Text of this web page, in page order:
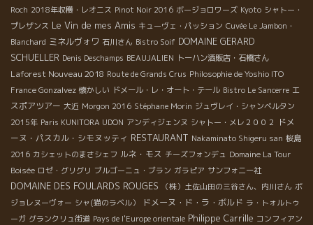
Roch 2018年収穫・レオニス Pinot Noir 2016 ボージョロワーズ Kyoto シャトー・
プレザンス Le Vin de mes Amis キューヴェ・パッション Cuvée Le Jambon・
Blanchard ミネルヴォワ 石川さん Bistro Soif DOMAINE GERARD
SCHUELLER Denis Deschamps BEAUJALIEN トーハン酒販店・石橋さん
Laforest Nouveau 2018 Route de Grands Crus Philosophie de Yoshio ITO
France Gonzalvez 懐かしい ドメール・レ・オート・テール Bistro Le Sancerre エ
スポアツアー 大近 Morgon 2016 Stéphane Morin ジュヴレイ・シャンベルタン
2015年 Paris KUNITORA UDON アンディジェンヌ シャトー・メレ２００２
ドメ
ーヌ・パスカル・シモヌッティ RESTAURANT Nakaminato Shigeru san 桜島
2016 カシェットのまさシェフ ルネ・モス チーズフォンデュ Domaine La Tour
Boisée ロゼ・グリグリ ブルゴーニュ・ブラン ガラピア サンフォニー社
DOMAINE DES FOULARDS ROUGES （株）土佐山田の三谷さん、内川さん ボ
ジョレヌーヴォー シャ(猫のラベル） ドメーヌ・ド・ラ・ボルド ラ・トォルトゥ
ーガ グランクリュ街道 Pays de l'Europe orientale Philippe Carrille コンフィアン